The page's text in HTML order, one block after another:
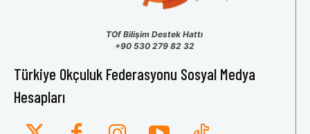
TOf Bilişim Destek Hattı
+90 530 279 82 32
Türkiye Okçuluk Federasyonu Sosyal Medya
Hesapları